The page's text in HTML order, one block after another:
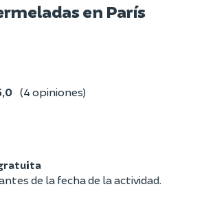
en París
(4 opiniones)
de la fecha de la actividad.